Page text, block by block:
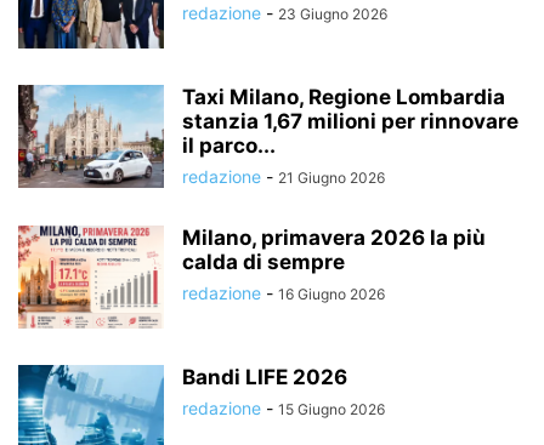
redazione - 23 Giugno 2026
Taxi Milano, Regione Lombardia
stanzia 1,67 milioni per rinnovare
il parco...
redazione - 21 Giugno 2026
Milano, primavera 2026 la più
calda di sempre
redazione - 16 Giugno 2026
Bandi LIFE 2026
redazione - 15 Giugno 2026